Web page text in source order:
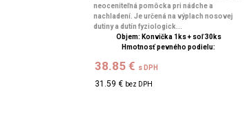
neoceniteľná pomôcka pri nádche a
nachladení. Je určená na výplach nosovej
dutiny a dutín fyziologick...
Objem: Konvička 1ks + soľ 30ks
Hmotnosť pevného podielu:
38.85 € s DPH
31.59 € bez DPH